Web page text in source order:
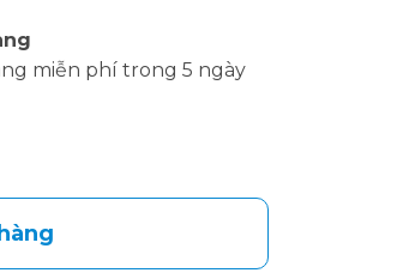
miễn phí trong 5 ngày